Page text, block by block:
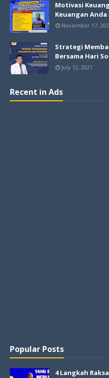
Motivasi
Keuangan
November 17,
Strategi
Bersama Hari
July 12, 2021
Recent in Ads
Popular Posts
4 Langkah